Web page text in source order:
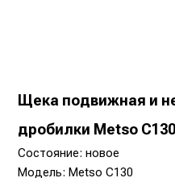
Щека подвижная и
дробилки Metso С130
Состояние: новое
Модель: Metso С130